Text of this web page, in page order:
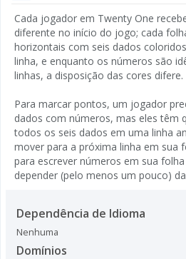
Cada jogador em Twenty One
diferente no início do jogo; cada
horizontais com seis dados
linha, e enquanto os números são
linhas, a disposição das cores difere.
Para marcar pontos, um jogador
dados com números, mas eles têm
todos os seis dados em uma linha
mover para a próxima linha em sua
para escrever números em sua
depender (pelo menos um pouco)
Dependência de Idioma
Nenhuma
Domínios